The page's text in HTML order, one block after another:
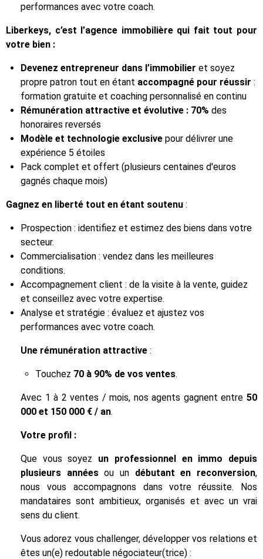
performances avec votre coach.
Liberkeys, c’est l’agence immobilière qui fait tout pour
votre bien :
Devenez entrepreneur dans l’immobilier et soyez
propre patron tout en étant accompagné pour réussir :
formation gratuite et coaching personnalisé en continu
Rémunération attractive et évolutive : 70% des
honoraires reversés
Modèle et technologie exclusive pour délivrer une
expérience 5 étoiles
Pack complet et offert (plusieurs centaines d'euros
gagnés chaque mois)
Gagnez en liberté tout en étant soutenu :
Prospection : identifiez et estimez des biens dans votre
secteur.
Commercialisation : vendez dans les meilleures
conditions.
Accompagnement client : de la visite à la vente, guidez
et conseillez avec votre expertise.
Analyse et stratégie : évaluez et ajustez vos
performances avec votre coach.
Une rémunération attractive :
Touchez 70 à 90% de vos ventes.
Avec 1 à 2 ventes / mois, nos agents gagnent entre 50
000 et 150 000 € / an.
Votre profil :
Que vous soyez un professionnel en immo depuis
plusieurs annéesou un débutant en reconversion,
nous vous accompagnons dans votre réussite. Nos
mandataires sont ambitieux, organisés et avec un vrai
sens du client.
Vous adorez vous challenger, développer vos relations et
êtes un(e) redoutable négociateur(trice) :